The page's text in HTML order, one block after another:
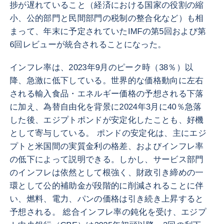
捗が遅れていること（経済における国家の役割の縮
小、公的部門と民間部門の税制の整合化など）も相
まって、年末に予定されていたIMFの第5回および第
6回レビューが統合されることになった。
インフレ率は、2023年9月のピーク時（38％）以
降、急激に低下している。世界的な価格動向に左右
される輸入食品・エネルギー価格の予想される下落
に加え、為替自由化を背景に2024年3月に40％急落
した後、エジプトポンドが安定化したことも、好機
として寄与している。 ポンドの安定化は、主にエジ
プトと米国間の実質金利の格差、およびインフレ率
の低下によって説明できる。しかし、サービス部門
のインフレは依然として根強く、財政引き締めの一
環として公的補助金が段階的に削減されることに伴
い、燃料、電力、パンの価格は引き続き上昇すると
予想される。 総合インフレ率の鈍化を受け、エジプ